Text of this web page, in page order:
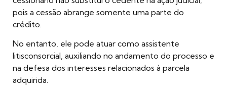
pois a cessão abrange somente uma parte do
crédito.
No entanto, ele pode atuar como assistente
litisconsorcial, auxiliando no andamento do processo e
na defesa dos interesses relacionados à parcela
adquirida.